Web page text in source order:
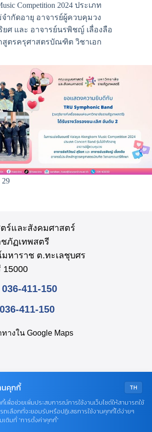
Competition 2024 ประเภท
จำกัดอายุ อาจารย์ผู้ควบคุมวง
ศ และ อาจารย์นรพิชญ์ เลื่องลือ
สูตรครุศาสตรบัณฑิต วิชาเอก
29
ร์และสังคมศาสตร์
ภัฏเทพสตรี
หาราช ต.ทะเลชุบศร
15000
411-150
411-150
างใน Google Maps
TH
นคุกกี้
กี้เพื่อช่วยเพิ่มประสบการณ์การใช้งานเว็บไซต์ให้สามารถใช้
เลือกที่จะยอมรับหรือปฏิเสธการใช้งานคุกกี้ได้ง่ายๆ
เติมที่ “การตั้งค่าคุกกี้”